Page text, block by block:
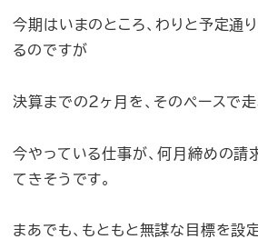
今期はいまのところ、わりと予定通
るのですが
決算までの2ヶ月を、そのペースで走
今やっている仕事が、何月締めの請
てきそうです。
まあでも、もともと無謀な目標を設